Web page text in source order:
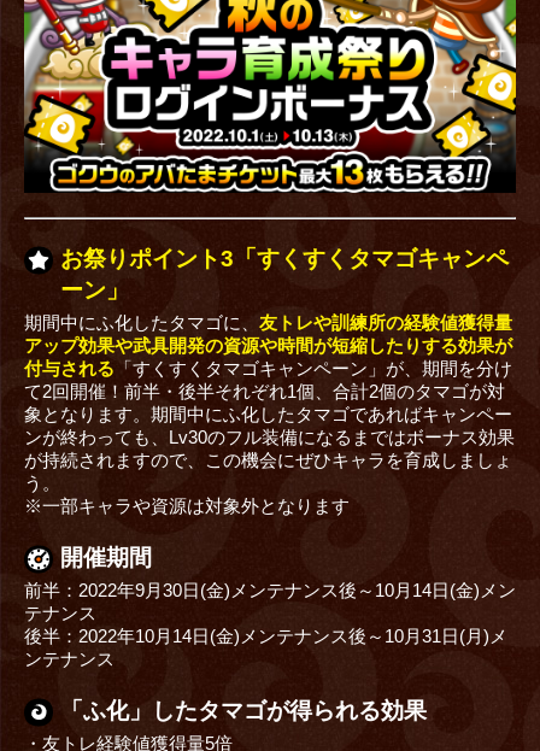
お祭りポイント3「すくすくタマゴキャンペ
ーン」
期間中にふ化したタマゴに、 友トレや訓練所の経験値獲得量
アップ効果や武具開発の資源や時間が短縮したりする効果が
付与される 「すくすくタマゴキャンペーン」が、期間を分け
て2回開催！前半・後半それぞれ1個、合計2個のタマゴが対
象となります。期間中にふ化したタマゴであればキャンペー
ンが終わっても、Lv30のフル装備になるまではボーナス効果
が持続されますので、この機会にぜひキャラを育成しましょ
う。
※一部キャラや資源は対象外となります
開催期間
前半：2022年9月30日(金)メンテナンス後～10月14日(金)メン
テナンス
後半：2022年10月14日(金)メンテナンス後～10月31日(月)メ
ンテナンス
「ふ化」したタマゴが得られる効果
・友トレ経験値獲得量5倍